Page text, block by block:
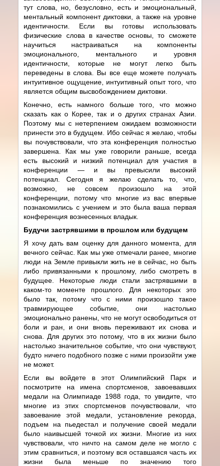
тут слова, но, безусловно, есть и эмоциональный,
ментальный компонент диктовки, а также на уровне
идентичности. Если вы готовы использовать
физические слова в качестве основы, то сможете
научиться настраиваться на компоненты
эмоционального, ментального и уровня
идентичности, которые не могут легко быть
переведены в слова. Вы все еще можете получать
интуитивное ощущение, интуитивный опыт того, что
является общим высвобождением диктовки.
Конечно, есть намного больше того, что можно
сказать как о Корее, так и о других странах Азии.
Поэтому мы с нетерпением ожидаем возможности
принести это в будущем. Ибо сейчас я желаю, чтобы
вы почувствовали, что эта конференция полностью
завершена. Как мы уже говорили раньше, всегда
есть высокий и низкий потенциал для участия в
конференции — и вы превысили высокий
потенциал. Сегодня я желаю сделать то, что,
возможно, не совсем произошло на этой
конференции, потому что многие из вас впервые
познакомились с учением и это была ваша первая
конференция вознесенных владык.
Будучи застрявшими в прошлом или будущем
Я хочу дать вам оценку для данного момента, для
вечного сейчас. Как мы уже отмечали ранее, многие
люди на Земле привыкли жить не в сейчас, но быть
либо привязанными к прошлому, либо смотреть в
будущее. Некоторые люди стали застрявшими в
каком-то моменте прошлого. Для некоторых это
было так, потому что с ними произошло такое
травмирующее событие, они настолько
эмоционально ранены, что не могут освободиться от
боли и ран, и они вновь переживают их снова и
снова. Для других это потому, что в их жизни было
настолько значительное событие, что они чувствуют,
будто ничего подобного позже с ними произойти уже
не может.
Если вы войдете в этот Олимпийский Парк и
посмотрите на имена спортсменов, завоевавших
медали на Олимпиаде 1988 года, то увидите, что
многие из этих спортсменов почувствовали, что
завоевание этой медали, установление рекорда,
подъем на пьедестал и получение своей медали
было наивысшей точкой их жизни. Многие из них
чувствовали, что ничто на самом деле не могло с
этим сравниться, и поэтому вся оставшаяся часть их
жизни была меньше по значению того